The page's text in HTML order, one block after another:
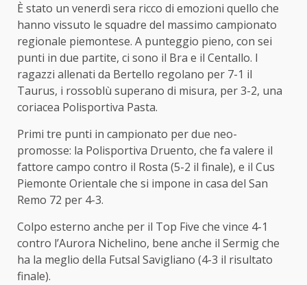
È stato un venerdì sera ricco di emozioni quello che
hanno vissuto le squadre del massimo campionato
regionale piemontese. A punteggio pieno, con sei
punti in due partite, ci sono il Bra e il Centallo. I
ragazzi allenati da Bertello regolano per 7-1 il
Taurus, i rossoblù superano di misura, per 3-2, una
coriacea Polisportiva Pasta.
Primi tre punti in campionato per due neo-
promosse: la Polisportiva Druento, che fa valere il
fattore campo contro il Rosta (5-2 il finale), e il Cus
Piemonte Orientale che si impone in casa del San
Remo 72 per 4-3.
Colpo esterno anche per il Top Five che vince 4-1
contro l’Aurora Nichelino, bene anche il Sermig che
ha la meglio della Futsal Savigliano (4-3 il risultato
finale).